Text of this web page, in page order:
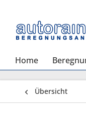
Home
Übersicht